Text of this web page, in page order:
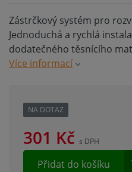
Zástrčkový systém pro
Jednoduchá a rychlá
dodatečného těsnícího
Více informací
NA DOTAZ
301 Kč s DPH
Přidat do košíku